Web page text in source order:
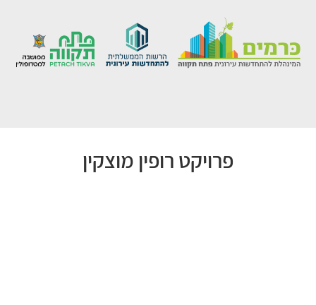
פרויקט רופין מוצקין